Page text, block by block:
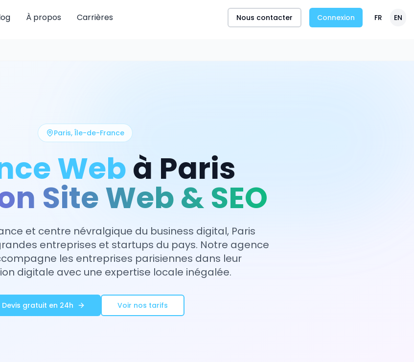
À propos Carrières Nous contacter Connexion FR EN
Paris, Île-de-France
Webà Paris
Site Web & SEO
et centre névralgique du business digital, Paris
entreprises et startups du pays. Notre agence
les entreprises parisiennes dans leur
digitale avec une expertise locale inégalée.
Devis gratuit en 24h Voir nos tarifs